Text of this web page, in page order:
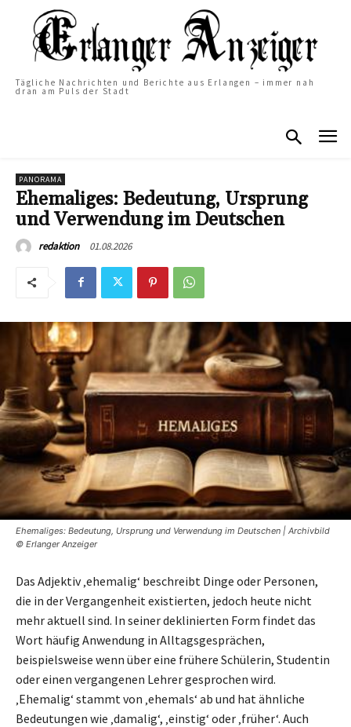
Tägliche Nachrichten und Berichte aus Erlangen – immer nah
dran am Puls der Stadt
PANORAMA
Ehemaliges: Bedeutung, Ursprung
und Verwendung im Deutschen
redaktion 01.08.2026
Ehemaliges: Bedeutung, Ursprung und Verwendung im Deutschen | Archivbild
© Erlanger Anzeiger
Das Adjektiv ‚ehemalig‘ beschreibt Dinge oder Personen,
die in der Vergangenheit existierten, jedoch heute nicht
mehr aktuell sind. In seiner deklinierten Form findet das
Wort häufig Anwendung in Alltagsgesprächen,
beispielsweise wenn über eine frühere Schülerin, Studentin
oder einen vergangenen Lehrer gesprochen wird.
‚Ehemalig‘ stammt von ‚ehemals‘ ab und hat ähnliche
Bedeutungen wie ‚damalig‘, ‚einstig‘ oder ‚früher‘. Auch